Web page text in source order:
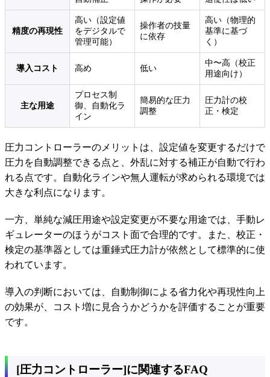
精度の再現性
高い（設定値
をデジタルで
管理可能）
操作者の技量
に依存
高い（物理的
基準に基づ
く）
導入コスト 高め 低い
中〜高（校正
用途向け）
主な用途
プロセス制
御、自動化ラ
イン
簡易的な圧力
調整
圧力計の校
正・検定
圧力コントローラーのメリットは、設定値を変更するだけで
圧力を自動調整できる点と、外乱に対する補正が自動で行わ
れる点です。自動化ラインや無人運転が求められる環境では
大きな利点になります。
一方、単純な減圧用途や設定変更が不要な用途では、手動レ
ギュレーターのほうがコスト面で合理的です。また、校正・
検定の基準器としては重錘式圧力計が依然として標準的に使
われています。
導入の判断においては、自動制御による省力化や再現性向上
の効果が、コスト増に見合うかどうかを評価することが重要
です。
[圧力コントローラー]に関連するFAQ